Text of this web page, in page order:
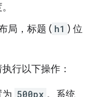
局，标题 ( h1 ) 位
行以下操作：
500px